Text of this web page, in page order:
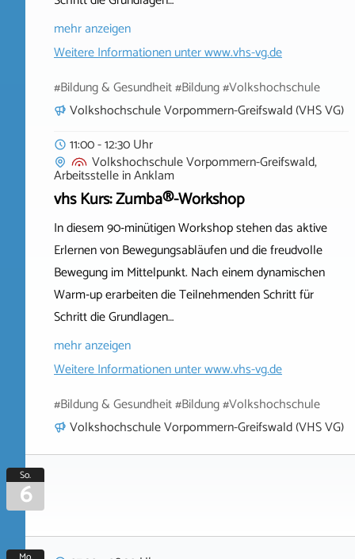
mehr anzeigen
Weitere Informationen unterwww.vhs-vg.de
#Bildung & Gesundheit #Bildung #Volkshochschule
Volkshochschule Vorpommern-Greifswald (VHS VG)
11:00 - 12:30 Uhr
Volkshochschule Vorpommern-Greifswald,
ArbeitsstelleinAnklam
vhs Kurs: Zumba®-Workshop
In diesem 90‑minütigen Workshop stehen das aktive
Erlernen von Bewegungsabläufen und die freudvolle
Bewegung im Mittelpunkt. Nach einem dynamischen
Warm‑up erarbeiten die Teilnehmenden Schritt für
Schritt die Grundlagen…
mehr anzeigen
Weitere Informationen unterwww.vhs-vg.de
#Bildung & Gesundheit #Bildung #Volkshochschule
Volkshochschule Vorpommern-Greifswald (VHS VG)
So.
6